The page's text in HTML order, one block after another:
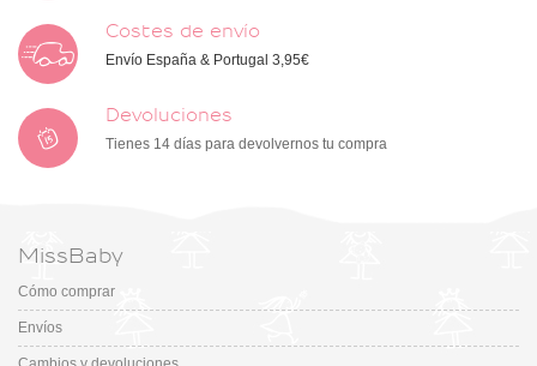
Costes de envío
Envío España & Portugal 3,95€
Devoluciones
Tienes 14 días para devolvernos tu compra
MissBaby
Cómo comprar
Envíos